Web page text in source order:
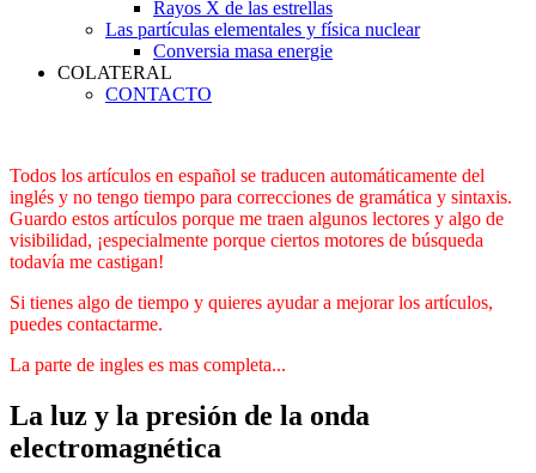
Rayos X de las estrellas
Las partículas elementales y física nuclear
Conversia masa energie
COLATERAL
CONTACTO
Todos los artículos en español se traducen automáticamente del
inglés y no tengo tiempo para correcciones de gramática y sintaxis.
Guardo estos artículos porque me traen algunos lectores y algo de
visibilidad, ¡especialmente porque ciertos motores de búsqueda
todavía me castigan!
Si tienes algo de tiempo y quieres ayudar a mejorar los artículos,
puedes contactarme.
La parte de ingles es mas completa...
La luz y la presión de la onda
electromagnética